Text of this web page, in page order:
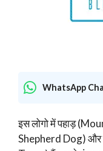
WhatsApp
इस लोगो में पहाड़
Shepherd Dog) और